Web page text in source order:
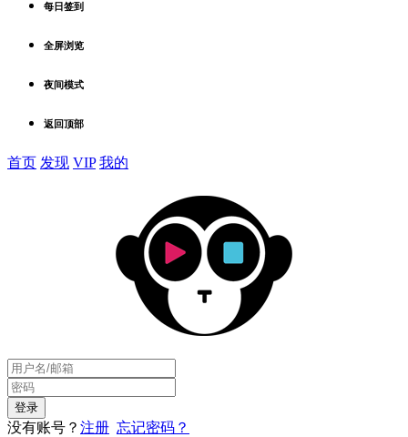
每日签到
全屏浏览
夜间模式
返回顶部
首页 发现 VIP 我的
没有账号？ 注册 忘记密码？